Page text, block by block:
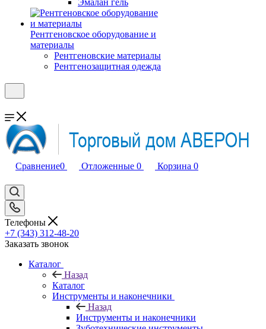
Эмалан гель
Рентгеновское оборудование и
материалы
Рентгеновские материалы
Рентгенозащитная одежда
Сравнение0 Отложенные 0 Корзина 0
Телефоны
+7 (343) 312-48-20
Заказать звонок
Каталог
Назад
Каталог
Инструменты и наконечники
Назад
Инструменты и наконечники